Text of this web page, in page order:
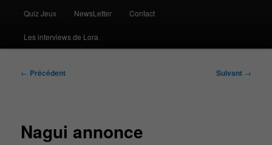
Quiz Jeux NewsLetter Contact
Les interviews de Lora
Navigation
← Précédent Suivant →
Nagui annonce